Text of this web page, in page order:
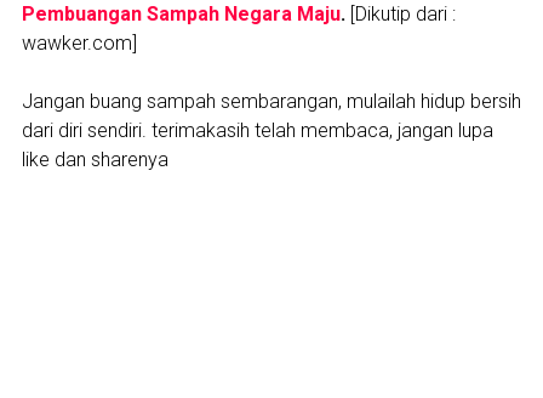
Pembuangan Sampah Negara Maju. [Dikutip dari :
wawker.com]
Jangan buang sampah sembarangan, mulailah hidup bersih
dari diri sendiri. terimakasih telah membaca, jangan lupa
like dan sharenya